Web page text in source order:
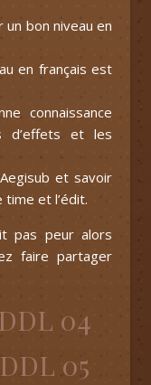
bon niveau en
en français est
connaissance
d’effets et les
et savoir
et l’édit.
pas peur alors
faire partager
04
05